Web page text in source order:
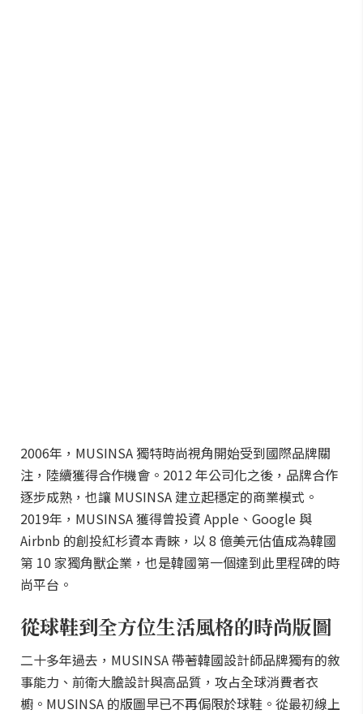
2006年，MUSINSA 獨特時尚視角開始受到國際品牌關
注，陸續獲得合作機會。2012 年公司化之後，品牌合作
逐步成熟，也讓 MUSINSA 建立起穩定的商業模式。
2019年，MUSINSA 獲得曾投資 Apple、Google 與
Airbnb 的創投紅杉資本青睞，以 8 億美元估值成為韓國
第 10 家獨角獸企業，也是韓國第一個達到此里程碑的時
尚平台。
從球鞋到全方位生活風格的時尚版圖
二十多年過去，MUSINSA 帶著韓國設計師品牌獨有的敘
事能力、前衛大膽設計與高品質，攻占全球消費者衣
櫥。MUSINSA 的版圖早已不再侷限於球鞋。從最初線上